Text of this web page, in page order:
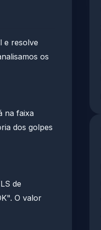
e resolve
os
na faixa
dos golpes
de
O valor